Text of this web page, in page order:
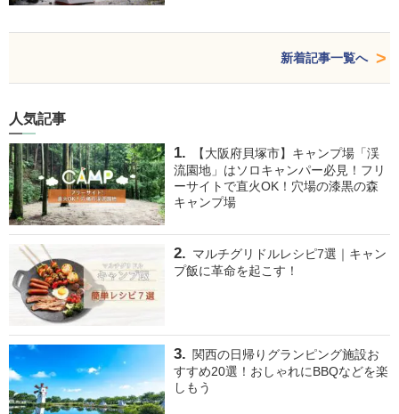
新着記事一覧へ
人気記事
【大阪府貝塚市】キャンプ場「渓
流園地」はソロキャンパー必見！フリ
ーサイトで直火OK！穴場の漆黒の森
キャンプ場
マルチグリドルレシピ7選｜キャン
プ飯に革命を起こす！
関西の日帰りグランピング施設お
すすめ20選！おしゃれにBBQなどを楽
しもう